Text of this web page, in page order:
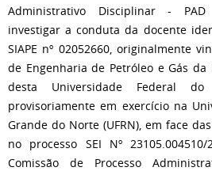
Administrativo Disciplinar -
investigar a conduta da docente
SIAPE nº 02052660, originalmente
de Engenharia de Petróleo e Gás da
desta Universidade Federal do
provisoriamente em exercício na
Grande do Norte (UFRN), em face
no processo SEI Nº 23105.004510/
Comissão de Processo